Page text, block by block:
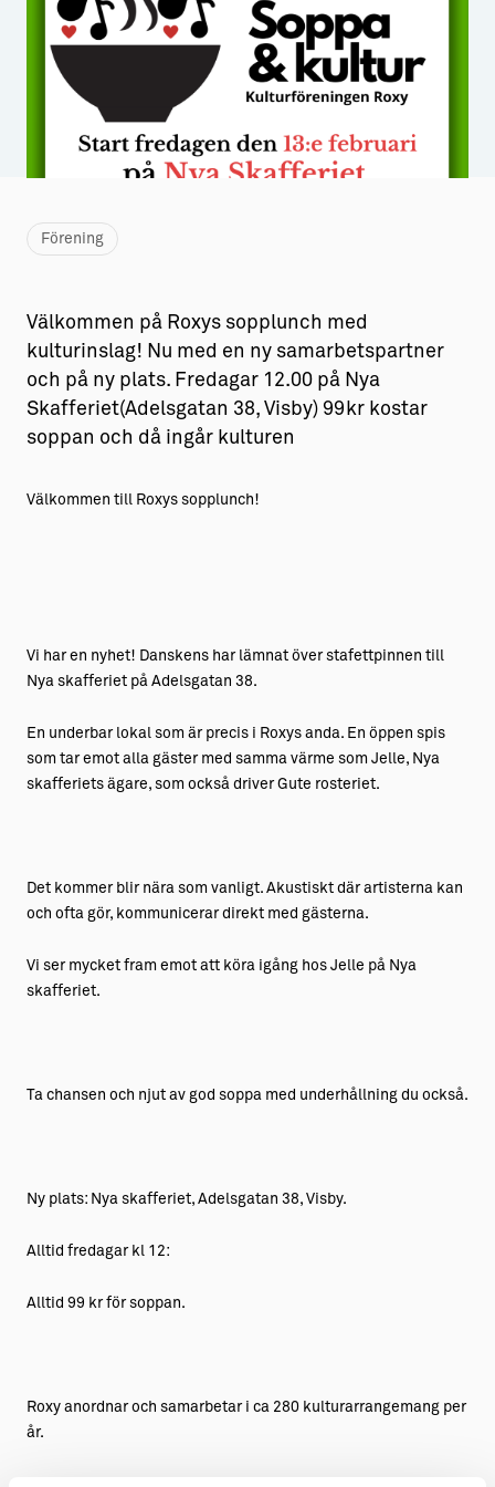
Aktiviteter
Sustainable Plejs
Möten & kongresser
Hansestaden världsarv
Almedalsveckan
Visby Centrum
→ Gutamål och gotländska
Allt om bostad
→ Hyra bostad
→ Köpa bostad
Allt om livet på Ön
→ Föreningsliv
→ Idrottsliv
→ Tonårsliv
Förening
Välkommen på Roxys sopplunch med
kulturinslag! Nu med en ny samarbetspartner
och på ny plats. Fredagar 12.00 på Nya
Skafferiet(Adelsgatan 38, Visby) 99kr kostar
soppan och då ingår kulturen
Välkommen till Roxys sopplunch!
Vi har en nyhet! Danskens har lämnat över stafettpinnen till
Nya skafferiet på Adelsgatan 38.
En underbar lokal som är precis i Roxys anda. En öppen spis
som tar emot alla gäster med samma värme som Jelle, Nya
skafferiets ägare, som också driver Gute rosteriet.
Det kommer blir nära som vanligt. Akustiskt där artisterna kan
och ofta gör, kommunicerar direkt med gästerna.
Vi ser mycket fram emot att köra igång hos Jelle på Nya
skafferiet.
Ta chansen och njut av god soppa med underhållning du också.
Ny plats: Nya skafferiet, Adelsgatan 38, Visby.
Alltid fredagar kl 12:
Alltid 99 kr för soppan.
Roxy anordnar och samarbetar i ca 280 kulturarrangemang per
år.